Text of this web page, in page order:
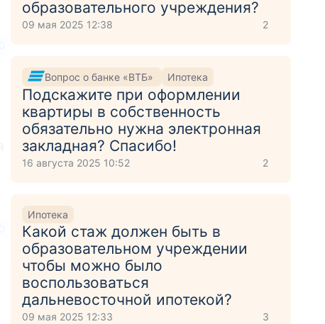
образовательного учреждения?
09 мая 2025 12:38 2
Вопрос о банке «ВТБ» Ипотека
Подскажите при оформлении
квартиры в собственность
обязательно нужна электронная
закладная? Спасибо!
16 августа 2025 10:52 2
Ипотека
Какой стаж должен быть в
образовательном учреждении
чтобы можно было
воспользоваться
дальневосточной ипотекой?
09 мая 2025 12:33 3